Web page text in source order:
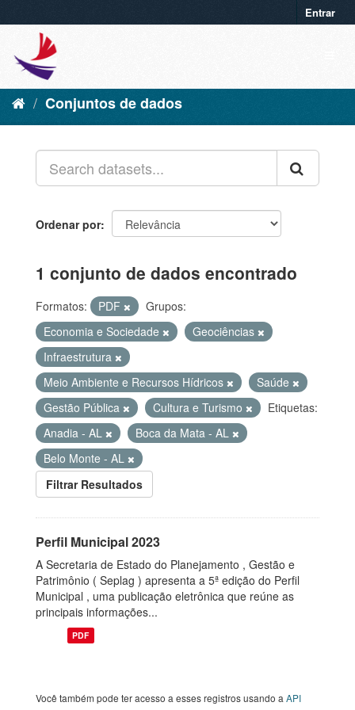
Entrar
Conjuntos de dados
Ordenar por
1 conjunto de dados encontrado
Formatos: PDF
Grupos:
Economia e Sociedade
Geociências
Infraestrutura
Meio Ambiente e Recursos Hídricos
Saúde
Gestão Pública
Cultura e Turismo
Etiquetas:
Anadia - AL
Boca da Mata - AL
Belo Monte - AL
Filtrar Resultados
Perfil Municipal 2023
A Secretaria de Estado do Planejamento , Gestão e
Patrimônio ( Seplag ) apresenta a 5ª edição do Perfil
Municipal , uma publicação eletrônica que reúne as
principais informações...
PDF
Você também pode ter acesso a esses registros usando a API